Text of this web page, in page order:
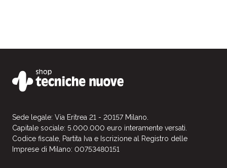
Sede legale: Via Eritrea 21 - 20157 Milano.
Capitale sociale: 5.000.000 euro interamente versati.
Codice fiscale, Partita Iva e Iscrizione al Registro delle
Imprese di Milano: 00753480151